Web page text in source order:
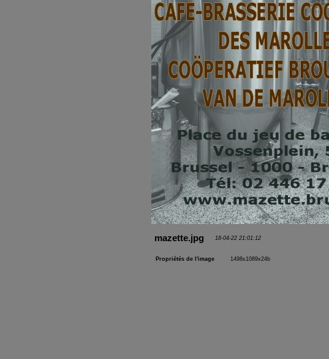
mazette.jpg 18-04-22 21:01:12
Propriétés de l'image 1498x1089x24b